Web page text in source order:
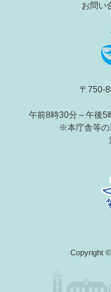
お問い
〒750-
午前8時30分～午後5
※本庁舎等の
Copyright ©